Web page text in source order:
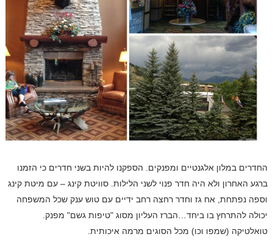
החדרים במלון אלגנטיים ומפנקים. הספקנו להיות בשני חדרים כי הזמנו
ברגע האחרון ולא היה חדר פנוי לשני הלילות. סוויטת קינג – עם מיטת קינג
וספה נפתחת, אח גז וחדר רחצה רחב ידיים עם טוש ענק שכל המשפחה
יכולה להתרחץ בו ביחד…הברז העליון מסוג "טיפות גשם" מפנק.
טואלטיקה (שמפו וכו) מכל הסוגים מרמה איכותית.